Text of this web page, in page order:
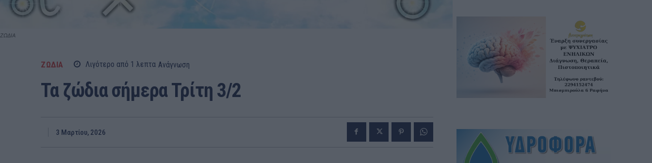
ΖΩΔΙΑ
ΖΩΔΙΑ Λιγότερο από 1 λεπτα Ανάγνωση
Τα ζώδια σήμερα Τρίτη 3/2
3 Μαρτίου, 2026